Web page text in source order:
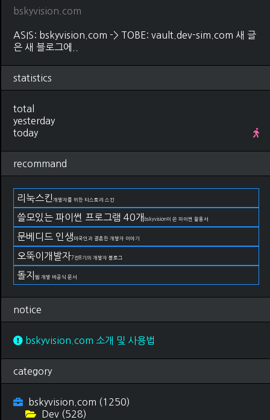
bskyvision.com
ASIS: bskyvision.com -> TOBE: vault.dev-sim.com 새 글
은 새 블로그에..
statistics
total
yesterday
today
recommand
리눅스킨 개발자를 위한 티스토리 스킨
쓸모있는 파이썬 프로그램 40개 bskyvision이 쓴 파이썬 활용서
문베디드 인생 미국인과 결혼한 개발자 이야기
오뚝이개발자7전8기의 개발자 블로그
돌지 웹 개발 비공식 문서
notice
bskyvision.com 소개 및 사용법
category
bskyvision.com (1250)
Dev (528)